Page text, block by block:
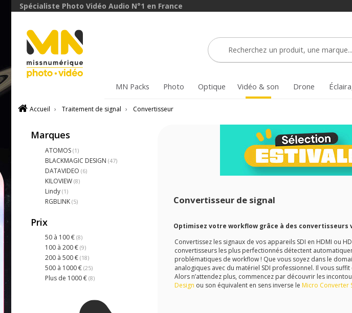
Spécialiste Photo Vidéo Audio N°1 en France
MN Packs Photo Optique Vidéo & son Drone
Accueil › Traitement de signal › Convertisseur
Marques
ATOMOS (1)
BLACKMAGIC DESIGN (47)
DATAVIDEO (6)
KILOVIEW (8)
Lindy (1)
RGBLINK (5)
Prix
50 à 100 € (8)
100 à 200 € (9)
200 à 500 € (18)
500 à 1000 € (25)
Plus de 1000 € (8)
Convertisseur de signal
Optimisez votre workflow grâce à des convertisseurs
Convertissez les signaux de vos appareils SDI en HDMI ou
convertisseurs les plus perfectionnés détectent
problématiques de workflow ! Que vous soyez dans le
analogiques avec du matériel SDI professionnel. Il vous
Alors n’attendez plus, commencez par découvrir les
Design ou son équivalent en sens inverse le Micro Converter